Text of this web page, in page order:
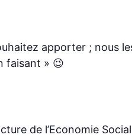
apporter ; nous
faisant » 😉
de l’Economie